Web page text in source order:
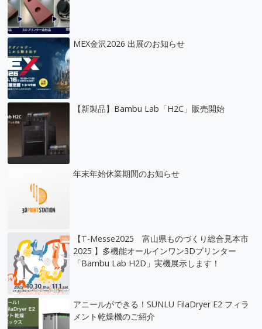
MEX金沢2026 出展のお知らせ
【新製品】Bambu Lab「H2C」販売開始
年末年始休業期間のお知らせ
【T-Messe2025 富山県ものづくり総合見本市
2025 】多機能オールインワン3Dプリンター
「Bambu Lab H2D」実機展示します！
アニールができる！SUNLU FilaDryer E2 フィラ
メント乾燥機のご紹介